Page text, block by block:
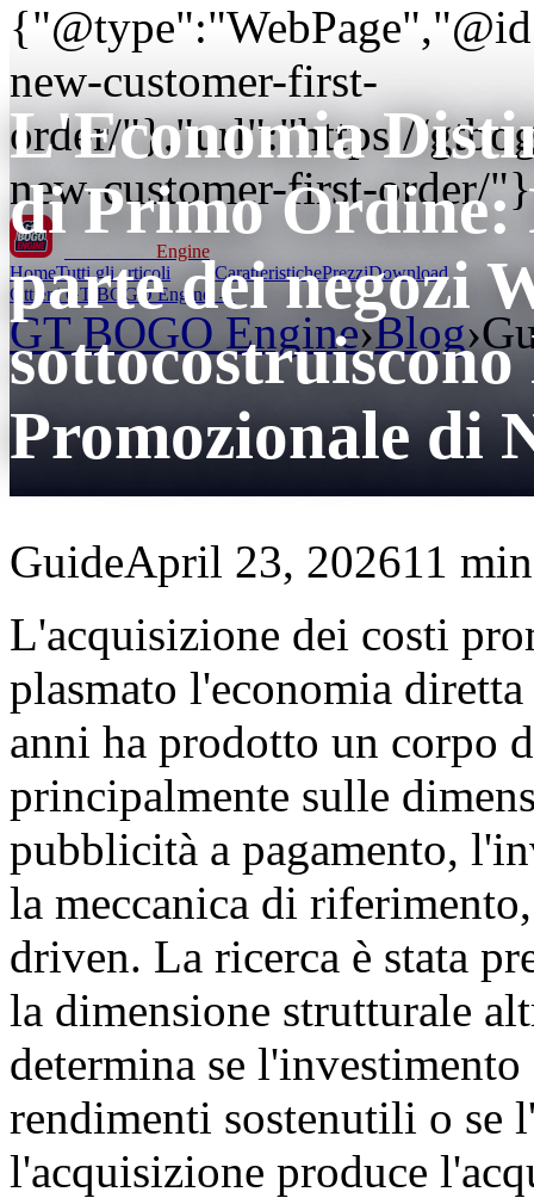
new-customer-first-
order/"},"url":"https://
new-customer-first-order/
Engine
HomeTutti gli articoli CaratteristichePrezziDownload
Ottieni GT BOGO Engine →
GT BOGO Engine›Blog›
L'Economia
di Primo Ordine:
parte dei negozi
Promozionale di
GuideApril 23, 202611
L'acquisizione dei costi
plasmato l'economia
anni ha prodotto un corpo
principalmente sulle
pubblicità a pagamento,
la meccanica di
driven. La ricerca è stata
la dimensione strutturale
determina se
rendimenti sostenutili o se
l'acquisizione produce